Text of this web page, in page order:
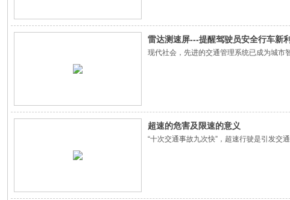
雷达测速屏---提醒驾驶员安全行车新
现代社会，先进的交通管理系统已成为城
超速的危害及限速的意义
“十次交通事故九次快”，超速行驶是引发交